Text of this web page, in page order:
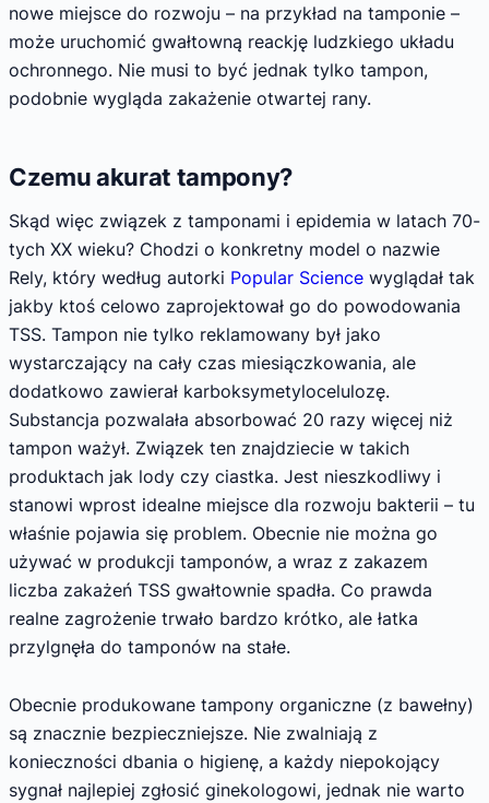
nowe miejsce do rozwoju – na przykład na tamponie –
może uruchomić gwałtowną reackję ludzkiego układu
ochronnego. Nie musi to być jednak tylko tampon,
podobnie wygląda zakażenie otwartej rany.
Czemu akurat tampony?
Skąd więc związek z tamponami i epidemia w latach 70-
tych XX wieku? Chodzi o konkretny model o nazwie
Rely, który według autorki Popular Science wyglądał tak
jakby ktoś celowo zaprojektował go do powodowania
TSS. Tampon nie tylko reklamowany był jako
wystarczający na cały czas miesiączkowania, ale
dodatkowo zawierał karboksymetylocelulozę.
Substancja pozwalała absorbować 20 razy więcej niż
tampon ważył. Związek ten znajdziecie w takich
produktach jak lody czy ciastka. Jest nieszkodliwy i
stanowi wprost idealne miejsce dla rozwoju bakterii – tu
właśnie pojawia się problem. Obecnie nie można go
używać w produkcji tamponów, a wraz z zakazem
liczba zakażeń TSS gwałtownie spadła. Co prawda
realne zagrożenie trwało bardzo krótko, ale łatka
przylgnęła do tamponów na stałe.
Obecnie produkowane tampony organiczne (z bawełny)
są znacznie bezpieczniejsze. Nie zwalniają z
konieczności dbania o higienę, a każdy niepokojący
sygnał najlepiej zgłosić ginekologowi, jednak nie warto